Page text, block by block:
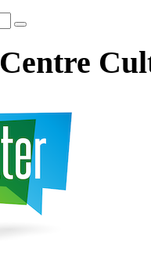
Centre